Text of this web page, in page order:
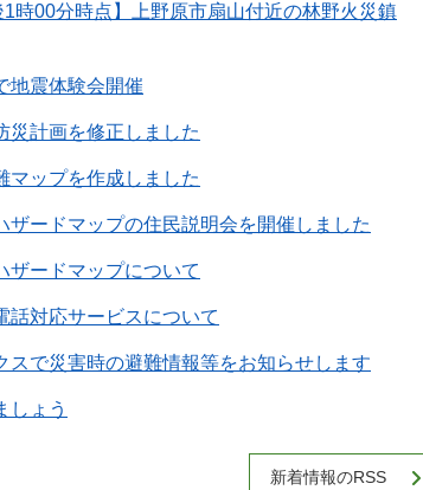
1時00分時点】上野原市扇山付近の林野火災鎮
地震体験会開催
災計画を修正しました
マップを作成しました
ザードマップの住民説明会を開催しました
ザードマップについて
話対応サービスについて
スで災害時の避難情報等をお知らせします
しょう
新着情報のRSS